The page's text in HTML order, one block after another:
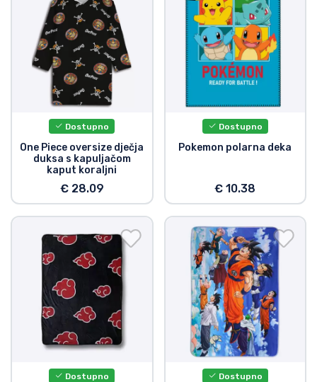
Dostupno
One Piece oversize dječja
duksa s kapuljačom
kaput koraljni
€ 28.09
Dostupno
Pokemon polarna deka
€ 10.38
Dostupno Dostupno